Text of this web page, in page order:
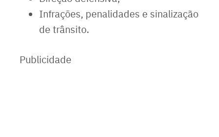
Infrações, penalidades e sinalização
de trânsito.
Publicidade